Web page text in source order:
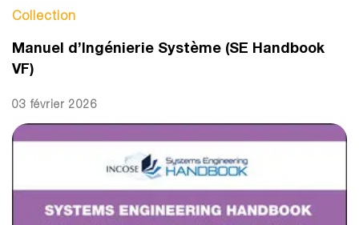
Collection
Manuel d’Ingénierie Système (SE Handbook
VF)
03 février 2026